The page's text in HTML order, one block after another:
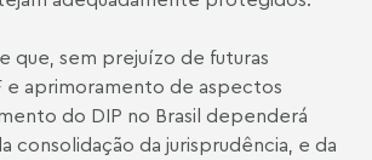
que, sem prejuízo de futuras
e aprimoramento de aspectos
do DIP no Brasil dependerá
consolidação da jurisprudência, e da